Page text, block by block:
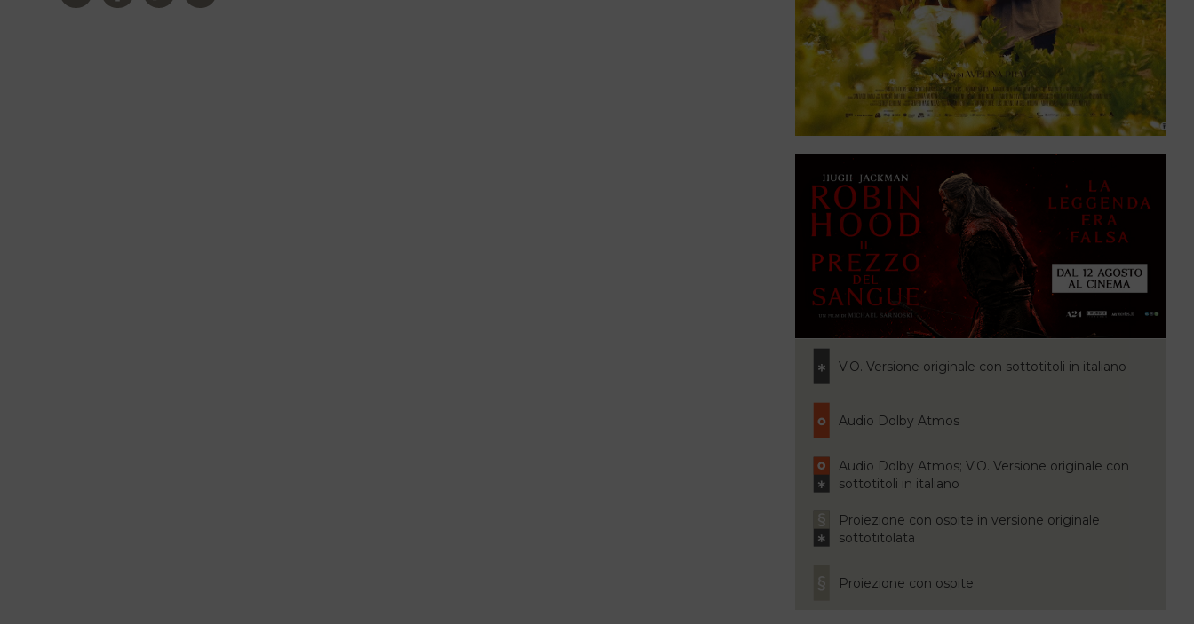
V.O. Versione originale con sottotitoli in italiano
Audio Dolby Atmos
Audio Dolby Atmos; V.O. Versione originale con
sottotitoli in italiano
Proiezione con ospite in versione originale
sottotitolata
Proiezione con ospite